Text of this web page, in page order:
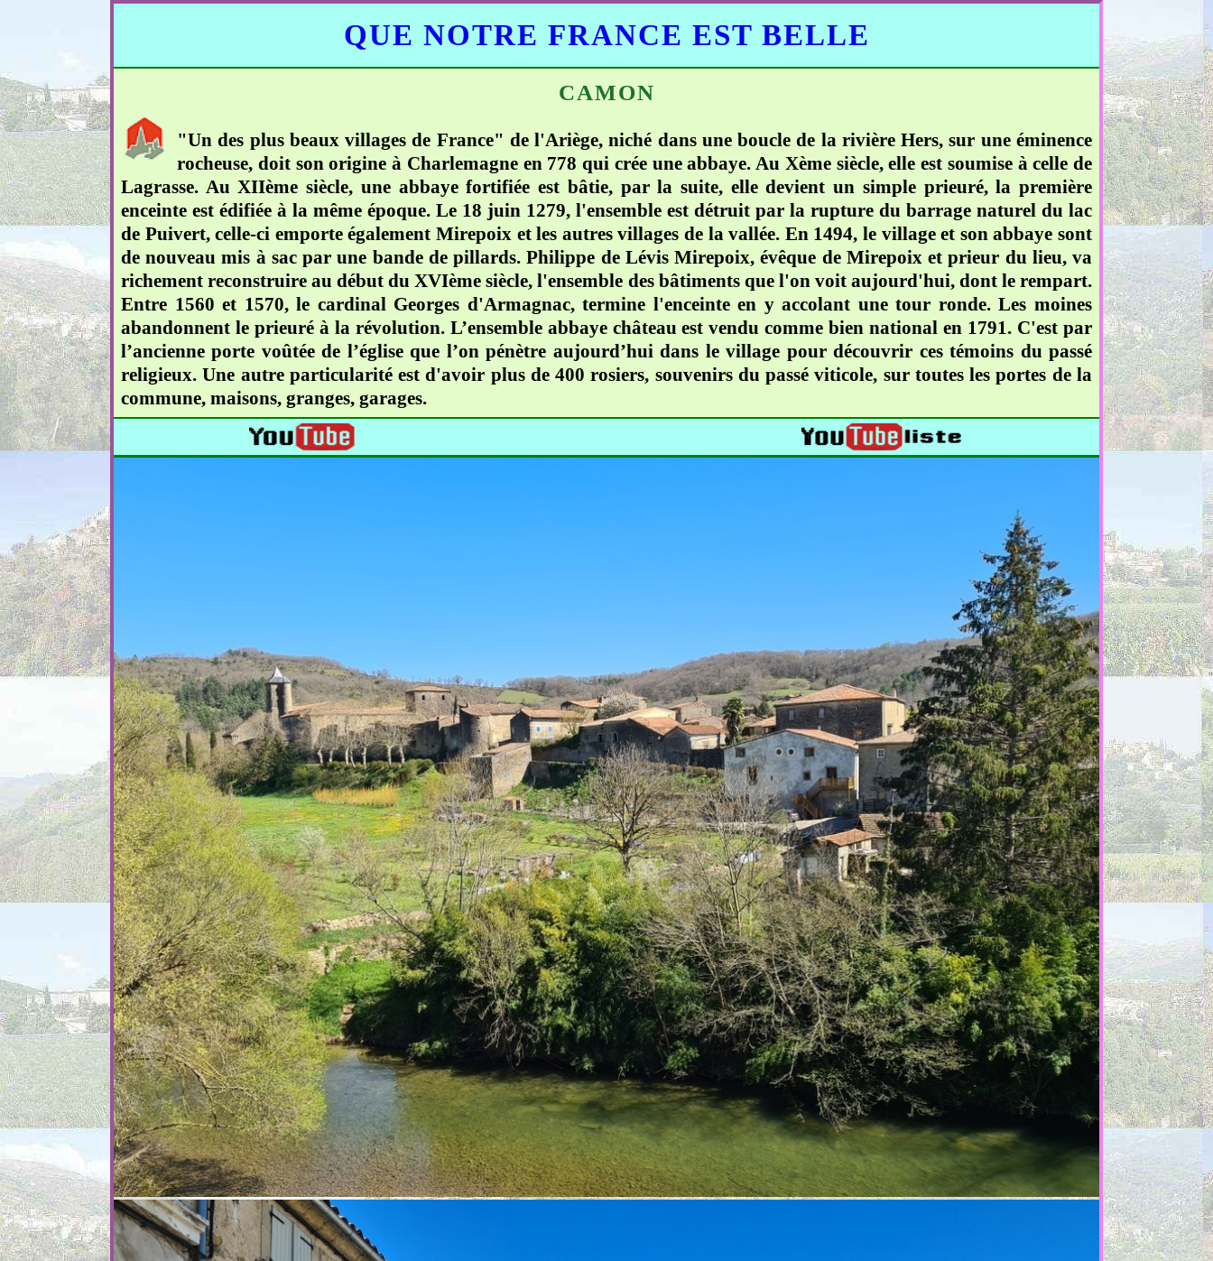
QUE NOTRE FRANCE EST BELLE
CAMON
"Un des plus beaux villages de France" de l'Ariège, niché dans une boucle de la rivière Hers, sur une éminence
rocheuse, doit son origine à Charlemagne en 778 qui crée une abbaye. Au Xème siècle, elle est soumise à celle de
Lagrasse. Au XIIème siècle, une abbaye fortifiée est bâtie, par la suite, elle devient un simple prieuré, la première
enceinte est édifiée à la même époque. Le 18 juin 1279, l'ensemble est détruit par la rupture du barrage naturel du lac
de Puivert, celle-ci emporte également Mirepoix et les autres villages de la vallée. En 1494, le village et son abbaye sont
de nouveau mis à sac par une bande de pillards. Philippe de Lévis Mirepoix, évêque de Mirepoix et prieur du lieu, va
richement reconstruire au début du XVIème siècle, l'ensemble des bâtiments que l'on voit aujourd'hui, dont le rempart.
Entre 1560 et 1570, le cardinal Georges d'Armagnac, termine l'enceinte en y accolant une tour ronde. Les moines
abandonnent le prieuré à la révolution. L’ensemble abbaye château est vendu comme bien national en 1791. C'est par
l’ancienne porte voûtée de l’église que l’on pénètre aujourd’hui dans le village pour découvrir ces témoins du passé
religieux. Une autre particularité est d'avoir plus de 400 rosiers, souvenirs du passé viticole, sur toutes les portes de la
commune, maisons, granges, garages.